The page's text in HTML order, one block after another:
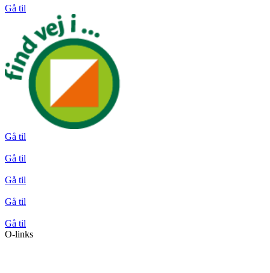
Gå til
Gå til
Gå til
Gå til
Gå til
Gå til
O-links